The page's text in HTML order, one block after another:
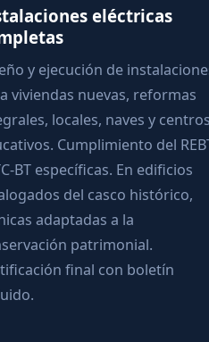
eléctricas
y ejecución de instalaciones
viviendas nuevas, reformas
locales, naves y centros
Cumplimiento del REBT
BT específicas. En edificios
del casco histórico,
adaptadas a la
patrimonial.
final con boletín